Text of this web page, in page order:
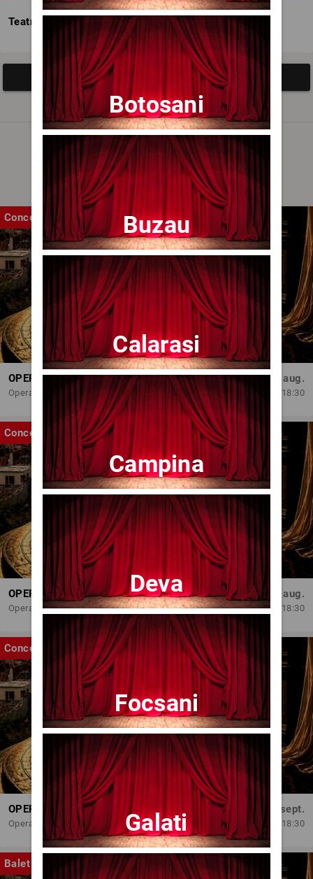
Teatrul Avangardia
Afisați mai multe evenimente
Noutăți
Concert
OPERA BRAȘOV ESTIVAL – ROMANCE & CINEMA - CONCERT
Opera Brasov
Sâm, 29 aug.
18:30
Concert
OPERA BRAȘOV ESTIVAL – ARMONII DE VARĂ - CVINTETUL VOCAL ANATOLY - CONCERT
Opera Brasov
Dum, 30 aug.
18:30
Concert
OPERA BRAȘOV ESTIVAL – SEARĂ DE OPERĂ – CONCERT EXTRAORDINAR
Opera Brasov
Sâm, 5 sept.
18:30
Balet
Botosani
Buzau
Calarasi
Campina
Deva
Focsani
Galati